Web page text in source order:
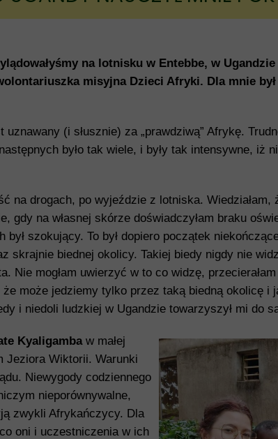
na lotnisku w Entebbe, w
misyjna Dzieci Afryki. Dla mnie
(i słusznie) za „prawdziwą” Afrykę.
było tak wiele, i były tak intensywne, iż
na drogach, po wyjeździe z lotniska. Wiedziałam,
gdy na własnej skórze doświadczyłam braku
szokujący. To był dopiero początek
skrajnie biednej okolicy. Takiej biedy nigdy nie
Nie mogłam uwierzyć w to co widzę,
może jedziemy tylko przez taką biedną okolicę i
i niedoli ludzkiej w Ugandzie towarzyszył mi do
Kyaligambaw małej
Jeziora Wiktorii. Warunki
Niewygody codziennego
nieporównywalne,
zwykli Afrykańczycy. Dla
oni i uczestniczenia w ich